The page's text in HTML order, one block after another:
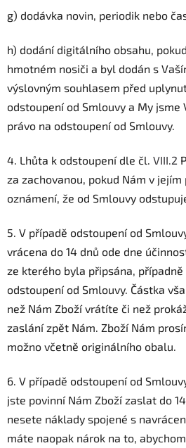
g) dodávka novin, periodik nebo
h) dodání digitálního obsahu,
hmotném nosiči a byl dodán s
výslovným souhlasem před
odstoupení od Smlouvy a My
právo na odstoupení od Smlouvy.
4. Lhůta k odstoupení dle čl. VIII.2
za zachovanou, pokud Nám v
oznámení, že od Smlouvy
5. V případě odstoupení od
vrácena do 14 dnů ode dne
ze kterého byla připsána,
odstoupení od Smlouvy. Částka
než Nám Zboží vrátíte či než
zaslání zpět Nám. Zboží Nám
možno včetně originálního obalu.
6. V případě odstoupení od
jste povinní Nám Zboží zaslat do
nesete náklady spojené s
máte naopak nárok na to,